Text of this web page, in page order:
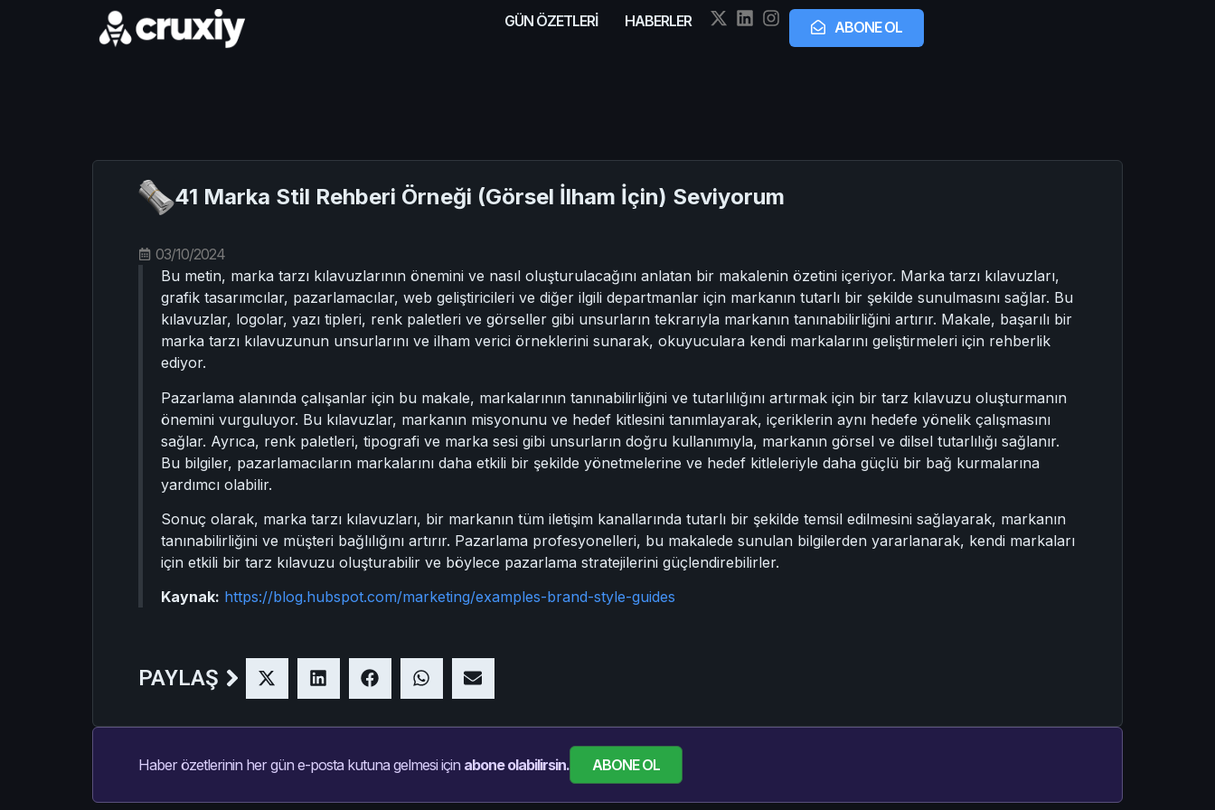
GÜN ÖZETLERİ HABERLER ABONE OL
41 Marka Stil Rehberi Örneği (Görsel İlham İçin) Seviyorum
03/10/2024
Bu metin, marka tarzı kılavuzlarının önemini ve nasıl oluşturulacağını anlatan bir makalenin özetini içeriyor. Marka tarzı kılavuzları,
grafik tasarımcılar, pazarlamacılar, web geliştiricileri ve diğer ilgili departmanlar için markanın tutarlı bir şekilde sunulmasını sağlar. Bu
kılavuzlar, logolar, yazı tipleri, renk paletleri ve görseller gibi unsurların tekrarıyla markanın tanınabilirliğini artırır. Makale, başarılı bir
marka tarzı kılavuzunun unsurlarını ve ilham verici örneklerini sunarak, okuyuculara kendi markalarını geliştirmeleri için rehberlik
ediyor.
Pazarlama alanında çalışanlar için bu makale, markalarının tanınabilirliğini ve tutarlılığını artırmak için bir tarz kılavuzu oluşturmanın
önemini vurguluyor. Bu kılavuzlar, markanın misyonunu ve hedef kitlesini tanımlayarak, içeriklerin aynı hedefe yönelik çalışmasını
sağlar. Ayrıca, renk paletleri, tipografi ve marka sesi gibi unsurların doğru kullanımıyla, markanın görsel ve dilsel tutarlılığı sağlanır.
Bu bilgiler, pazarlamacıların markalarını daha etkili bir şekilde yönetmelerine ve hedef kitleleriyle daha güçlü bir bağ kurmalarına
yardımcı olabilir.
Sonuç olarak, marka tarzı kılavuzları, bir markanın tüm iletişim kanallarında tutarlı bir şekilde temsil edilmesini sağlayarak, markanın
tanınabilirliğini ve müşteri bağlılığını artırır. Pazarlama profesyonelleri, bu makalede sunulan bilgilerden yararlanarak, kendi markaları
için etkili bir tarz kılavuzu oluşturabilir ve böylece pazarlama stratejilerini güçlendirebilirler.
Kaynak: https://blog.hubspot.com/marketing/examples-brand-style-guides
PAYLAŞ
Haber özetlerinin her gün e-posta kutuna gelmesi için abone olabilirsin. ABONE OL